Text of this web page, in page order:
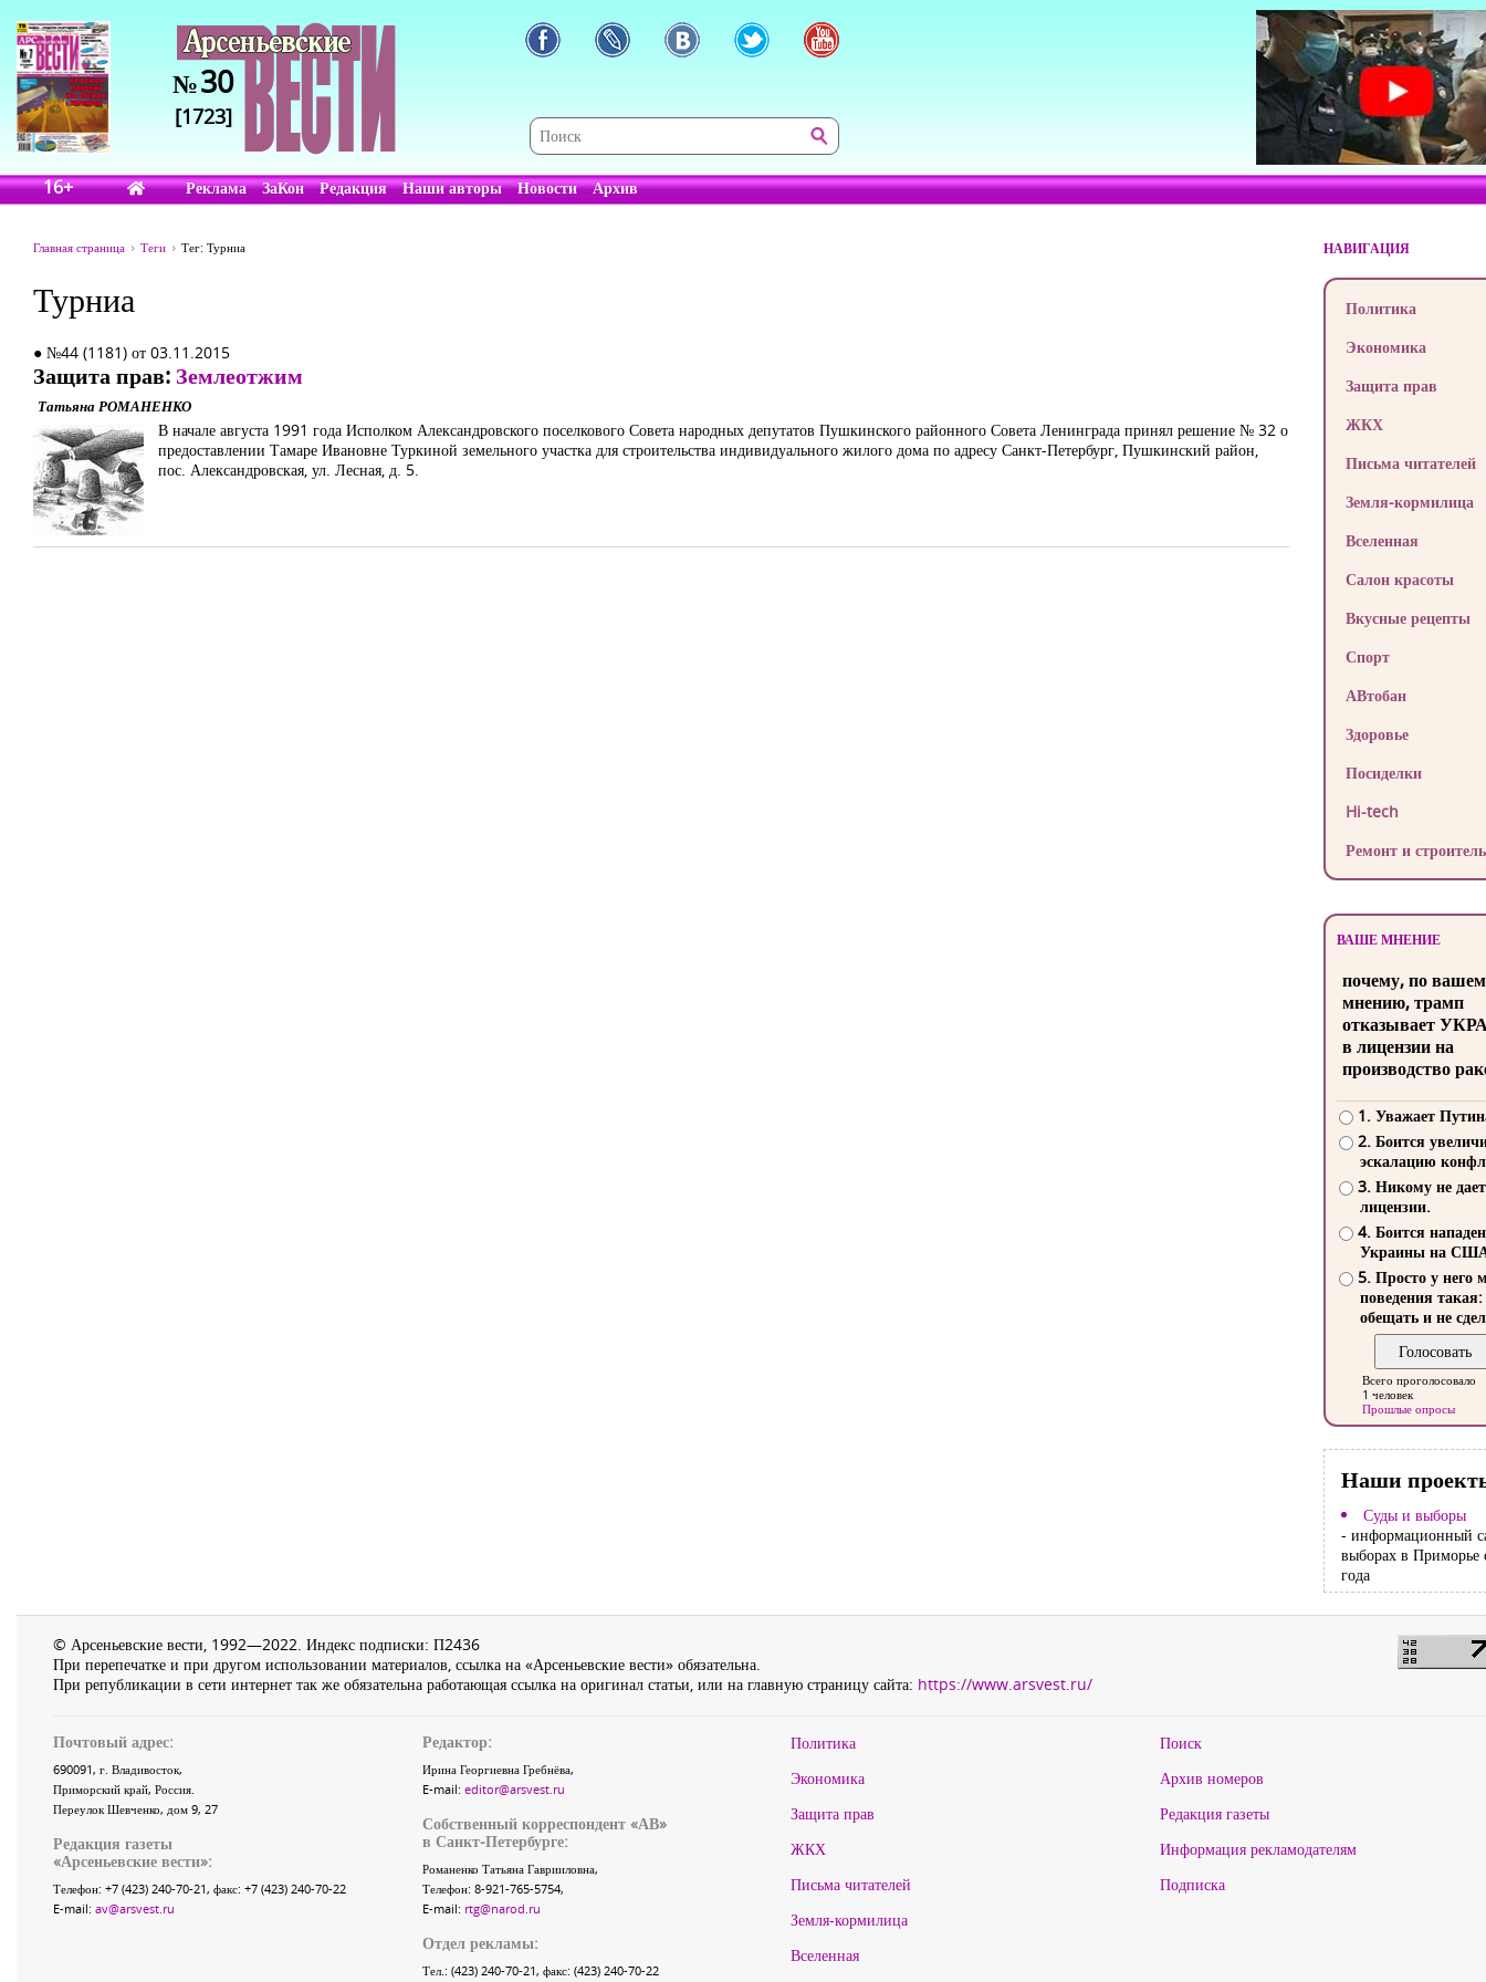
№30
[1723]
16+ Реклама ЗаКон Редакция Наши авторы Новости Архив
Главная страница Теги Тег: Турниа
Турниа
● №44 (1181) от 03.11.2015
Защита прав: Землеотжим
Татьяна РОМАНЕНКО
В начале августа 1991 года Исполком Александровского поселкового Совета народных депутатов Пушкинского районного Совета Ленинграда принял решение № 32 о
предоставлении Тамаре Ивановне Туркиной земельного участка для строительства индивидуального жилого дома по адресу Санкт-Петербург, Пушкинский район,
пос. Александровская, ул. Лесная, д. 5.
НАВИГАЦИЯ
Политика
Экономика
Защита прав
ЖКХ
Письма читателей
Земля-кормилица
Вселенная
Салон красоты
Вкусные рецепты
Спорт
АВтобан
Здоровье
Посиделки
Hi-tech
Ремонт и
ВАШЕ МНЕНИЕ
почему, по
мнению, трамп
отказывает
в лицензии на
производство
1. Уважает
2. Боится
эскалацию
3. Никому не
лицензии.
4. Боится
Украины на
5. Просто у него
поведения такая:
обещать и не
Всего проголосовало
1 человек
Прошлые опросы
Наши
Суды и выборы
- информационный
выборах в Приморье
года
© Арсеньевские вести, 1992—2022. Индекс подписки: П2436
При перепечатке и при другом использовании материалов, ссылка на «Арсеньевские вести» обязательна.
При републикации в сети интернет так же обязательна работающая ссылка на оригинал статьи, или на главную страницу сайта: https://www.arsvest.ru/
Почтовый адрес:
690091, г. Владивосток,
Приморский край, Россия.
Переулок Шевченко, дом 9, 27
Редакция газеты
«Арсеньевские вести»:
Телефон: +7 (423) 240-70-21, факс: +7 (423) 240-70-22
E-mail: av@arsvest.ru
Редактор:
Ирина Георгиевна Гребнёва,
E-mail: editor@arsvest.ru
Собственный корреспондент «АВ»
в Санкт-Петербурге:
Романенко Татьяна Гаврииловна,
Телефон: 8-921-765-5754,
E-mail: rtg@narod.ru
Отдел рекламы:
Тел.: (423) 240-70-21, факс: (423) 240-70-22
Политика
Экономика
Защита прав
ЖКХ
Письма читателей
Земля-кормилица
Вселенная
Поиск
Архив номеров
Редакция газеты
Информация рекламодателям
Подписка